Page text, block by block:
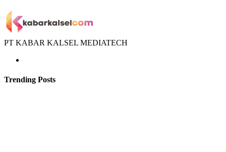
PT KABAR KALSEL MEDIATECH
Trending Posts